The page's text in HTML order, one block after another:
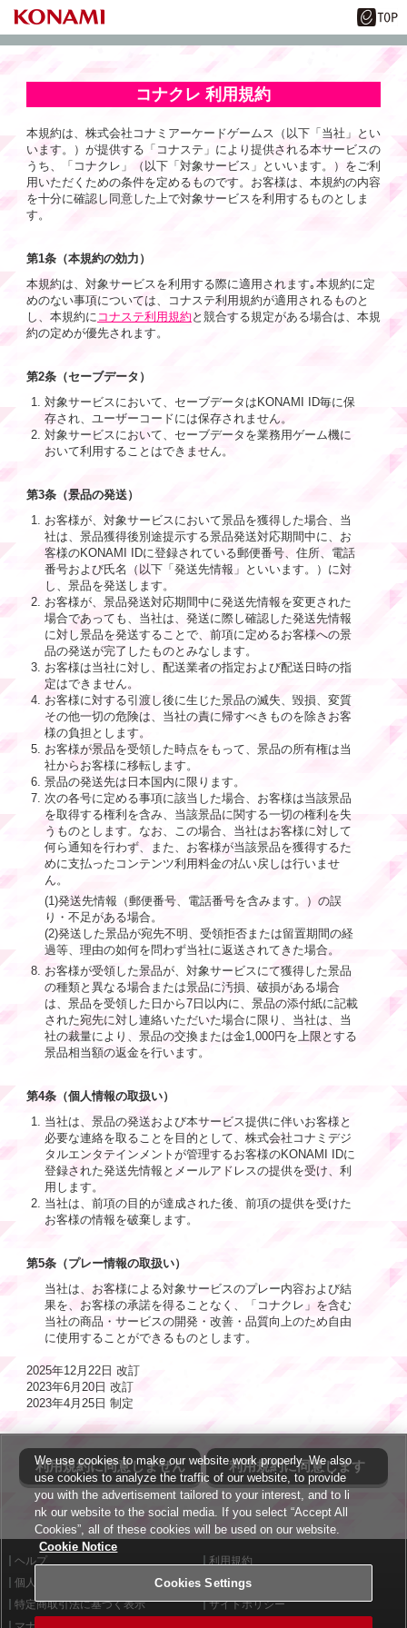
コナクレ 利用規約
本規約は、株式会社コナミアーケードゲームス（以下「当社」とい
います。）が提供する「コナステ」により提供される本サービスの
うち、「コナクレ」（以下「対象サービス」といいます。）をご利
用いただくための条件を定めるものです。お客様は、本規約の内容
を十分に確認し同意した上で対象サービスを利用するものとしま
す。
第1条（本規約の効力）
本規約は、対象サービスを利用する際に適用されます｡本規約に定
めのない事項については、コナステ利用規約が適用されるものと
し、本規約に コナステ利用規約と競合する規定がある場合は、本規
約の定めが優先されます。
第2条（セーブデータ）
対象サービスにおいて、セーブデータはKONAMI ID毎に保
存され、ユーザーコードには保存されません。
対象サービスにおいて、セーブデータを業務用ゲーム機に
おいて利用することはできません。
第3条（景品の発送）
お客様が、対象サービスにおいて景品を獲得した場合、当
社は、景品獲得後別途提示する景品発送対応期間中に、お
客様のKONAMI IDに登録されている郵便番号、住所、電話
番号および氏名（以下「発送先情報」といいます。）に対
し、景品を発送します。
お客様が、景品発送対応期間中に発送先情報を変更された
場合であっても、当社は、発送に際し確認した発送先情報
に対し景品を発送することで、前項に定めるお客様への景
品の発送が完了したものとみなします。
お客様は当社に対し、配送業者の指定および配送日時の指
定はできません。
お客様に対する引渡し後に生じた景品の滅失、毀損、変質
その他一切の危険は、当社の責に帰すべきものを除きお客
様の負担とします。
お客様が景品を受領した時点をもって、景品の所有権は当
社からお客様に移転します。
景品の発送先は日本国内に限ります。
次の各号に定める事項に該当した場合、お客様は当該景品
を取得する権利を含み、当該景品に関する一切の権利を失
うものとします。なお、この場合、当社はお客様に対して
何ら通知を行わず、また、お客様が当該景品を獲得するた
めに支払ったコンテンツ利用料金の払い戻しは行いませ
ん。
(1)発送先情報（郵便番号、電話番号を含みます。）の誤
り・不足がある場合。
(2)発送した景品が宛先不明、受領拒否または留置期間の経
過等、理由の如何を問わず当社に返送されてきた場合。
お客様が受領した景品が、対象サービスにて獲得した景品
の種類と異なる場合または景品に汚損、破損がある場合
は、景品を受領した日から7日以内に、景品の添付紙に記載
された宛先に対し連絡いただいた場合に限り、当社は、当
社の裁量により、景品の交換または金1,000円を上限とする
景品相当額の返金を行います。
第4条（個人情報の取扱い）
当社は、景品の発送および本サービス提供に伴いお客様と
必要な連絡を取ることを目的として、株式会社コナミデジ
タルエンタテインメントが管理するお客様のKONAMI IDに
登録された発送先情報とメールアドレスの提供を受け、利
用します。
当社は、前項の目的が達成された後、前項の提供を受けた
お客様の情報を破棄します。
第5条（プレー情報の取扱い）
当社は、お客様による対象サービスのプレー内容および結
果を、お客様の承諾を得ることなく、「コナクレ」を含む
当社の商品・サービスの開発・改善・品質向上のため自由
に使用することができるものとします。
2025年12月22日 改訂
2023年6月20日 改訂
2023年4月25日 制定
利用規約に同意しません 利用規約に同意します
ヘルプ
利用規約
個人情報等保護方針
外部送信について
特定商取引法に基づく表示
サイトポリシー
We use cookies to make our website work properly. We also
use cookies to analyze the traffic of our website, to provide
you with the advertisement tailored to your interest, and to li
nk our website to the social media. If you select “Accept All
Cookies”, all of these cookies will be used on our website.
Cookie Notice
Cookies Settings